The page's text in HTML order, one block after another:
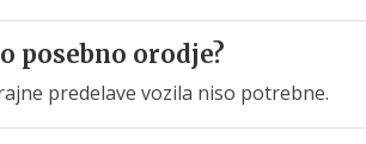
posebno orodje?
predelave vozila niso potrebne.